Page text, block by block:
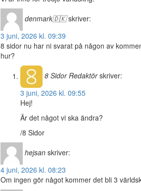
denmark🇩🇰 skriver:
3 juni, 2026 kl. 09:39
8 sidor nu har ni svarat på någon av
hur?
8 SidorRedaktör skriver:
3 juni, 2026 kl. 09:55
Hej!
Är det något vi ska ändra?
/8 Sidor
hejsan skriver:
4 juni, 2026 kl. 08:23
Om ingen gör något kommer det bli 3